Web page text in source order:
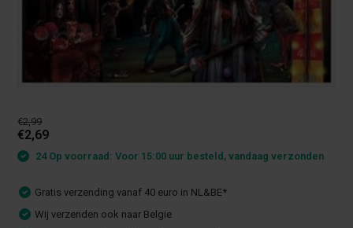
€2,99
€2,69
24 Op voorraad: Voor 15:00 uur besteld, vandaag verzonden
Gratis verzending vanaf 40 euro in NL&BE*
Wij verzenden ook naar Belgie